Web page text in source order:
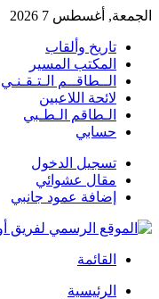
الجمعة, أغسطس 7 2026
تاريخ وألقاب
المكتب المسير
الــطاقــم الـتـقـنـي
لائحة اللاعبين
الـطاقم الـطـبي
حسابي
تسجيل الدخول
مقال عشوائي
إضافة عمود جانبي
القائمة
الرئيسية